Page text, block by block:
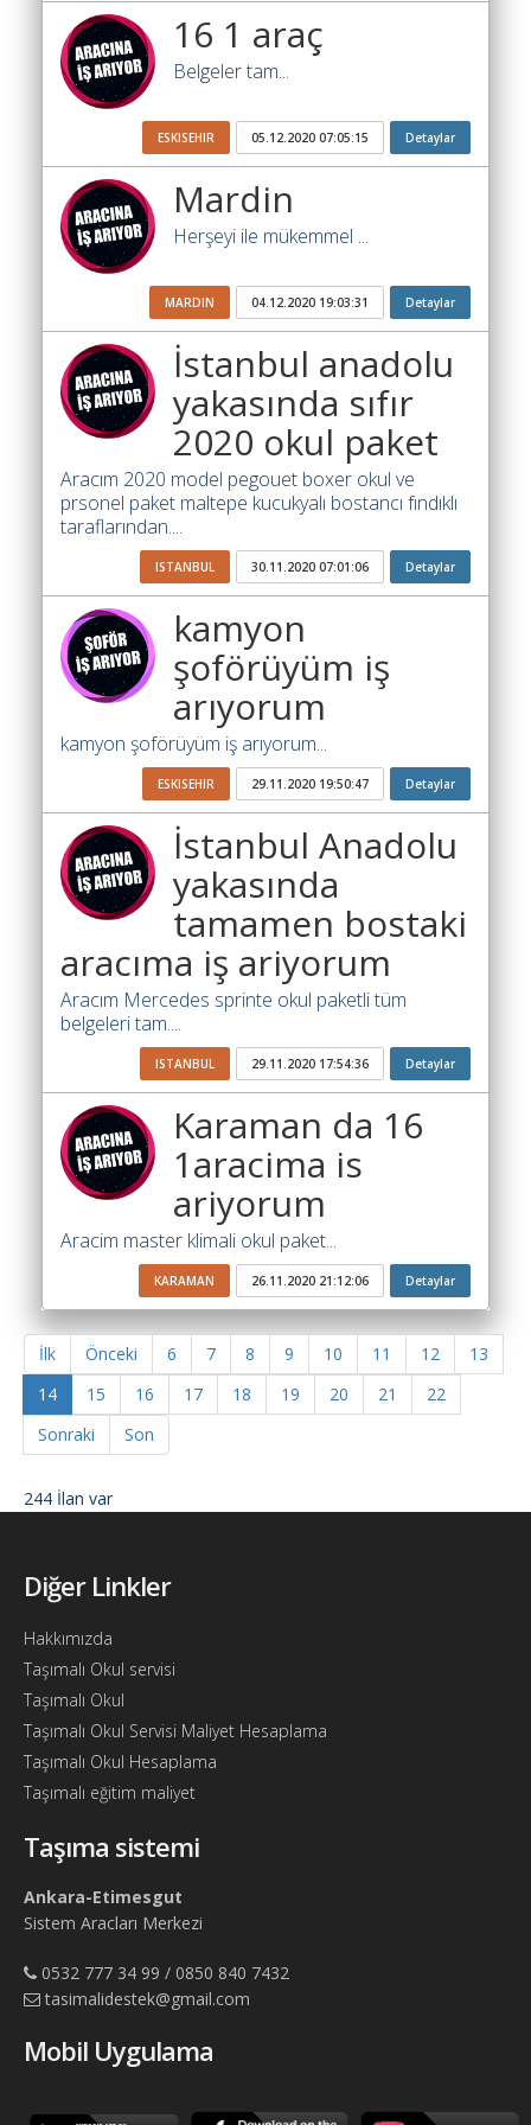
İlanlar
arayanlar
Soför
arayanlar
Aracına
arayanlar
Bul
Ajandam
Hakkımızda
İletişim
16 1 araç
Belgeler tam...
ESKISEHIR 05.12.2020 07:05:15 Detaylar
Mardin
Herşeyi ile mükemmel ...
MARDIN 04.12.2020 19:03:31 Detaylar
İstanbul anadolu
yakasında sıfır
2020 okul paket
Aracım 2020 model pegouet boxer okul ve
prsonel paket maltepe kucukyalı bostancı fındıklı
taraflarından....
ISTANBUL 30.11.2020 07:01:06 Detaylar
kamyon
şoförüyüm iş
arıyorum
kamyon şoförüyüm iş arıyorum...
ESKISEHIR 29.11.2020 19:50:47 Detaylar
İstanbul Anadolu
yakasında
tamamen bostaki
aracıma iş ariyorum
Aracım Mercedes sprinte okul paketli tüm
belgeleri tam....
ISTANBUL 29.11.2020 17:54:36 Detaylar
Karaman da 16
1aracima is
ariyorum
Aracim master klimali okul paket...
KARAMAN 26.11.2020 21:12:06 Detaylar
İlk Önceki 6 7 8 9 10 11 12
13
14
15 16 17 18 19 20 21
22
Sonraki
Son
244 İlan var
Diğer Linkler
Hakkımızda
Taşımalı Okul servisi
Taşımalı Okul
Taşımalı Okul Servisi Maliyet Hesaplama
Taşımalı Okul Hesaplama
Taşımalı eğitim maliyet
Taşıma sistemi
Ankara-Etimesgut
Sistem Aracları Merkezi
0532 777 34 99 / 0850 840 7432
tasimalidestek@gmail.com
Mobil Uygulama